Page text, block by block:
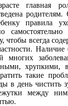
главная
правила
самостоятельно
чтобы всегда
многих
хрупкими,
такие
в день чистить
между